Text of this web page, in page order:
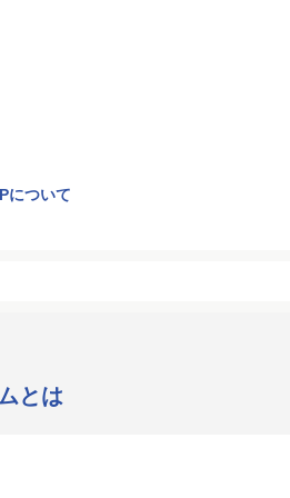
について
とは